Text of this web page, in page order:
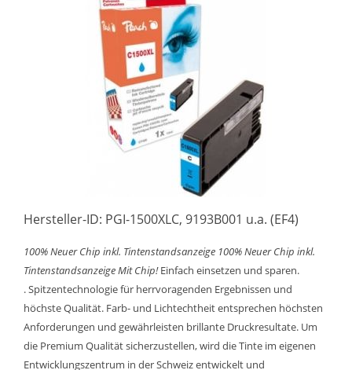
Hersteller-ID: PGI-1500XLC, 9193B001 u.a. (EF4)
100% Neuer Chip inkl. Tintenstandsanzeige 100% Neuer Chip inkl.
TintenstandsanzeigeMit Chip!Einfach einsetzen und sparen.
. Spitzentechnologie für herrvoragenden Ergebnissen und
höchste Qualität. Farb- und Lichtechtheit entsprechen höchsten
Anforderungen und gewährleisten brillante Druckresultate. Um
die Premium Qualität sicherzustellen, wird die Tinte im eigenen
Entwicklungszentrum in der Schweiz entwickelt und